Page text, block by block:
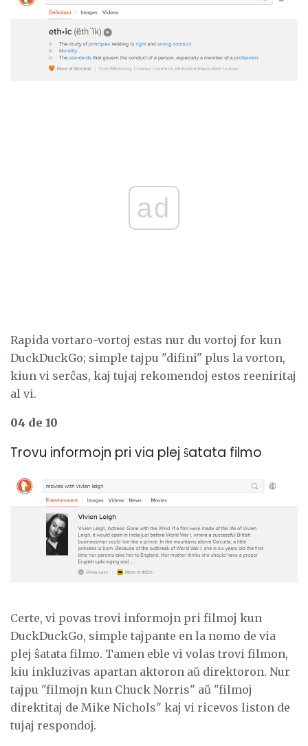
ad
Rapida vortaro-vortoj estas nur du vortoj for kun
DuckDuckGo; simple tajpu "difini" plus la vorton,
kiun vi serĉas, kaj tujaj rekomendoj estos reeniritaj
al vi.
04 de 10
Trovu informojn pri via plej ŝatata filmo
Certe, vi povas trovi informojn pri filmoj kun
DuckDuckGo, simple tajpante en la nomo de via
plej ŝatata filmo. Tamen eble vi volas trovi filmon,
kiu inkluzivas apartan aktoron aŭ direktoron. Nur
tajpu "filmojn kun Chuck Norris" aŭ "filmoj
direktitaj de Mike Nichols" kaj vi ricevos liston de
tujaj respondoj.